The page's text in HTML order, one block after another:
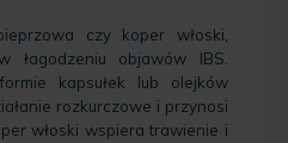
czy koper włoski,
łagodzeniu objawów IBS.
kapsułek lub olejków
rozkurczowe i przynosi
włoski wspiera trawienie i